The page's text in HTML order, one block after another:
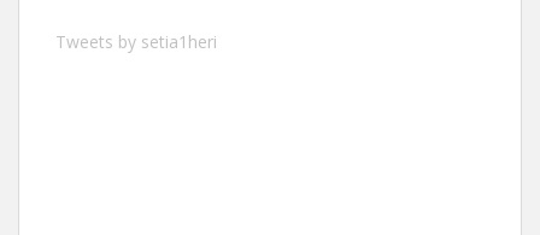
Tweets by setia1heri